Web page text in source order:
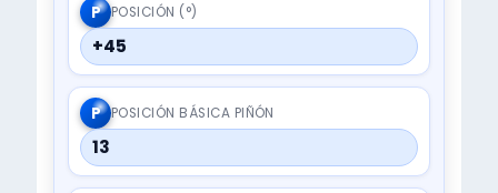
P POSICIÓN (°)
+45
P POSICIÓN BÁSICA PIÑÓN
13